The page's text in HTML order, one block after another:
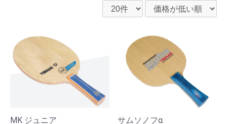
MK ジュニア
サムソノフα